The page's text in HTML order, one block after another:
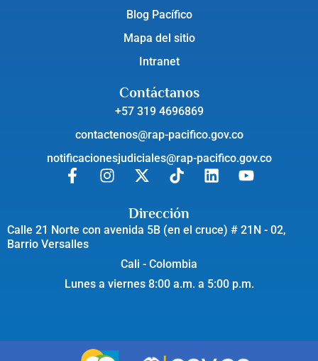
Blog Pacífico
Mapa del sitio
Intranet
Contáctanos
+57 319 4696869
contactenos@rap-pacifico.gov.co
notificacionesjudiciales@rap-pacifico.gov.co
Dirección
Calle 21 Norte con avenida 5B (en el cruce) # 21N - 02,
Barrio Versalles
Cali - Colombia
Lunes a viernes 8:00 a.m. a 5:00 p.m.